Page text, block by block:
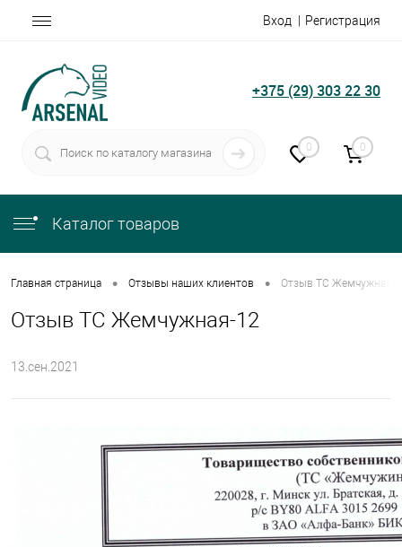
Вход Регистрация
+375 (29) 303 22 30
0 0
Каталог товаров
Главная страница • Отзывы наших клиентов • Отзыв ТС Жемчужная-
Отзыв ТС Жемчужная-12
13.сен.2021